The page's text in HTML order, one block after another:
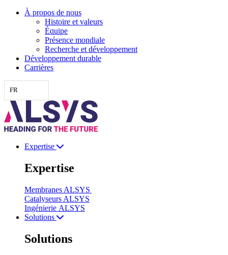
Aller
À propos de nous
Histoire et valeurs
Équipe
Présence mondiale
Recherche et développement
Développement durable
Carrières
FR
Expertise
Expertise
Membranes ALSYS
Catalyseurs ALSYS
Ingénierie ALSYS
Solutions
Solutions